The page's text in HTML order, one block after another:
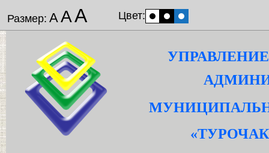
Размер: ААА Цвет: